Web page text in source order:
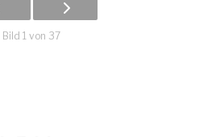
Bild 1 von 37